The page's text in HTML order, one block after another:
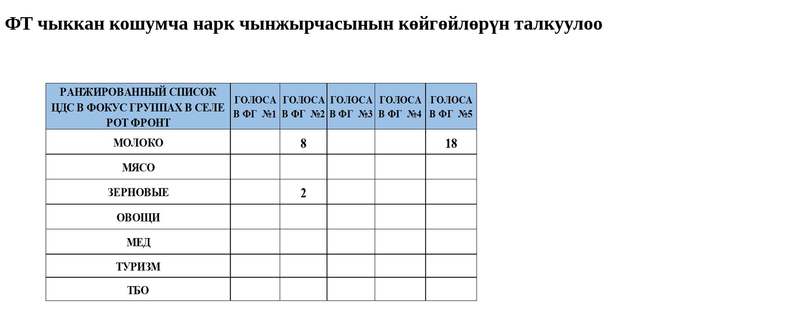
ФТ чыккан кошумча нарк чынжырчасынын көйгөйлөрүн талкуулоо